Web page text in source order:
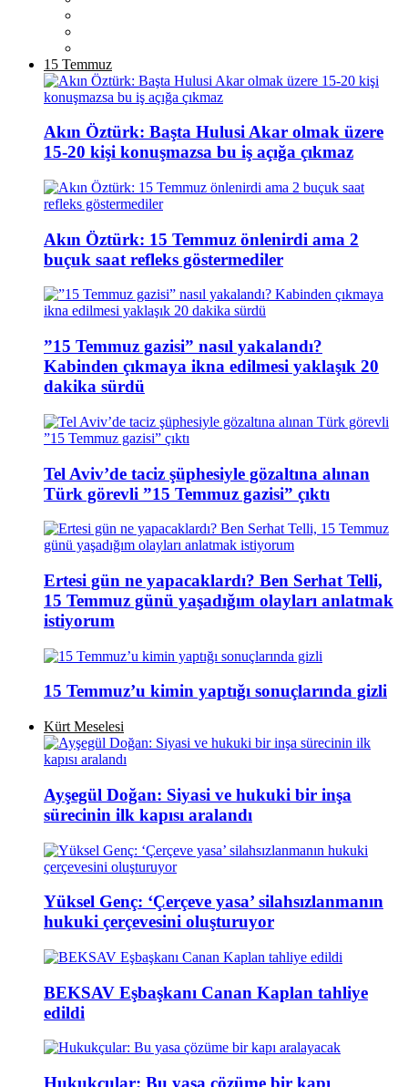
15 Temmuz
Akın Öztürk: Başta Hulusi Akar olmak üzere
15-20 kişi konuşmazsa bu iş açığa çıkmaz
Akın Öztürk: 15 Temmuz önlenirdi ama 2
buçuk saat refleks göstermediler
”15 Temmuz gazisi” nasıl yakalandı?
Kabinden çıkmaya ikna edilmesi yaklaşık 20
dakika sürdü
Tel Aviv’de taciz şüphesiyle gözaltına alınan
Türk görevli ”15 Temmuz gazisi” çıktı
Ertesi gün ne yapacaklardı? Ben Serhat Telli,
15 Temmuz günü yaşadığım olayları anlatmak
istiyorum
15 Temmuz’u kimin yaptığı sonuçlarında gizli
Kürt Meselesi
Ayşegül Doğan: Siyasi ve hukuki bir inşa
sürecinin ilk kapısı aralandı
Yüksel Genç: ‘Çerçeve yasa’ silahsızlanmanın
hukuki çerçevesini oluşturuyor
BEKSAV Eşbaşkanı Canan Kaplan tahliye
edildi
Hukukçular: Bu yasa çözüme bir kapı